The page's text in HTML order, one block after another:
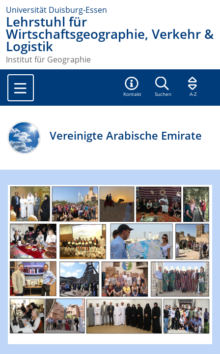
Universität Duisburg-Essen
Lehrstuhl für
Wirtschaftsgeographie, Verkehr &
Logistik
Institut für Geographie
Kontakt Suchen A-Z
Vereinigte Arabische Emirate